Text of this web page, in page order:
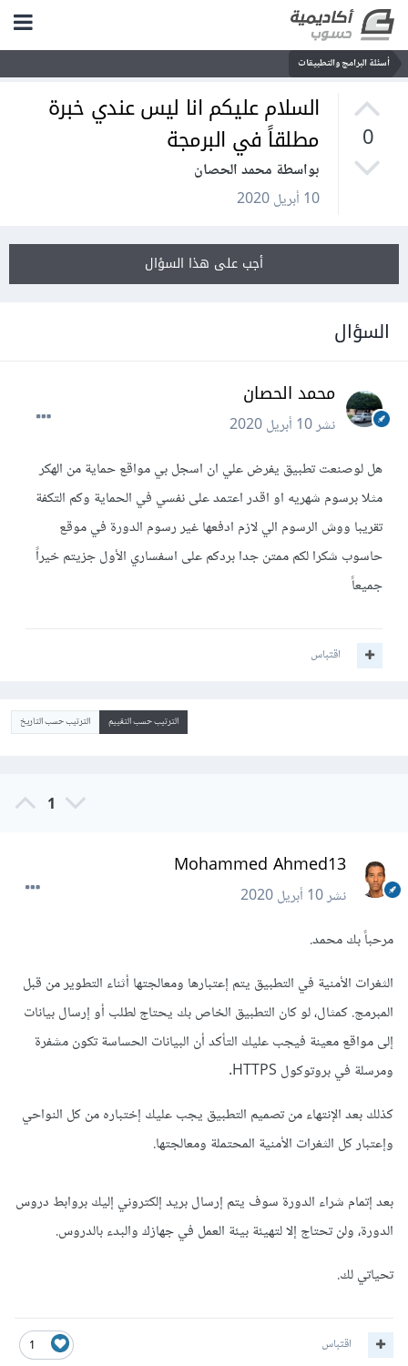
أسئلة البرامج والتطبيقات
0
السلام عليكم انا ليس عندي خبرة
مطلقاً في البرمجة
بواسطة محمد الحصان
10 أبريل 2020
أجب على هذا السؤال
السؤال
محمد الحصان
نشر10 أبريل 2020
هل لوصنعت تطبيق يفرض علي ان اسجل بي مواقع حماية من الهكر
مثلا برسوم شهريه او اقدر اعتمد على نفسي في الحماية وكم التكفة
تقريبا ووش الرسوم الي لازم ادفعها غير رسوم الدورة في موقع
حاسوب شكرا لكم ممتن جدا بردكم على اسفساري الأول جزيتم خيراً
جميعاً
اقتباس
الترتيب حسب التقييم الترتيب حسب التاريخ
1
Mohammed Ahmed13
نشر10 أبريل 2020
مرحباً بك محمد.
الثغرات الأمنية في التطبيق يتم إعتبارها ومعالجتها أثناء التطوير من قبل
المبرمج. كمثال، لو كان التطبيق الخاص بك يحتاج لطلب أو إرسال بيانات
إلى مواقع معينة فيجب عليك التأكد أن البيانات الحساسة تكون مشفرة
ومرسلة في بروتوكول HTTPS.
كذلك بعد الإنتهاء من تصميم التطبيق يجب عليك إختباره من كل النواحي
وإعتبار كل الثغرات الأمنية المحتملة ومعالجتها.
بعد إتمام شراء الدورة سوف يتم إرسال بريد إلكتروني إليك بروابط دروس
الدورة، ولن تحتاج إلا لتهيئة بيئة العمل في جهازك والبدء بالدروس.
تحياتي لك.
1 اقتباس